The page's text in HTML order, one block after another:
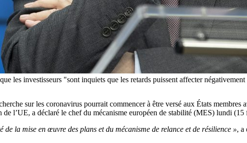
les investisseurs "sont inquiets que les retards puissent affecter
sur les coronavirus pourrait commencer à être versé aux États membres
l’UE, a déclaré le chef du mécanisme européen de stabilité (MES) lundi (15
de la mise en œuvre des plans et du mécanisme de relance et de résilience », a